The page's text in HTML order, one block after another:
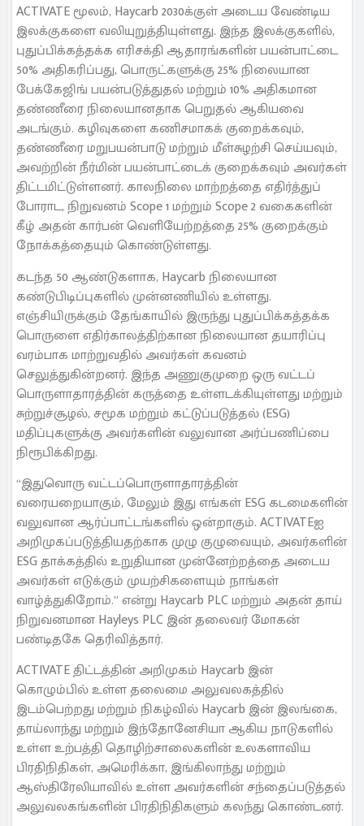
ACTIVATE மூலம், Haycarb 2030க்குள் அடைய வேண்டிய
இலக்குகளை வலியுறுத்தியுள்ளது. இந்த இலக்குகளில்,
புதுப்பிக்கத்தக்க எரிசக்தி ஆதாரங்களின் பயன்பாட்டை
50% அதிகரிப்பது, பொருட்களுக்கு 25% நிலையான
பேக்கேஜிங் பயன்படுத்துதல் மற்றும் 10% அதிகமான
தண்ணீரை நிலையானதாக பெறுதல் ஆகியவை
அடங்கும். கழிவுகளை கணிசமாகக் குறைக்கவும்,
தண்ணீரை மறுபயன்பாடு மற்றும் மீள்சுழற்சி செய்யவும்,
அவற்றின் நீர்மின் பயன்பாட்டைக் குறைக்கவும் அவர்கள்
திட்டமிட்டுள்ளனர். காலநிலை மாற்றத்தை எதிர்த்துப்
போராட, நிறுவனம் Scope 1 மற்றும் Scope 2 வகைகளின்
கீழ் அதன் கார்பன் வெளியேற்றத்தை 25% குறைக்கும்
நோக்கத்தையும் கொண்டுள்ளது.
கடந்த 50 ஆண்டுகளாக, Haycarb நிலையான
கண்டுபிடிப்புகளில் முன்னணியில் உள்ளது.
எஞ்சியிருக்கும் தேங்காயில் இருந்து புதுப்பிக்கத்தக்க
பொருளை எதிர்காலத்திற்கான நிலையான தயாரிப்பு
வரம்பாக மாற்றுவதில் அவர்கள் கவனம்
செலுத்துகின்றனர். இந்த அணுகுமுறை ஒரு வட்டப்
பொருளாதாரத்தின் கருத்தை உள்ளடக்கியுள்ளது மற்றும்
சுற்றுச்சூழல், சமூக மற்றும் கட்டுப்படுத்தல் (ESG)
மதிப்புகளுக்கு அவர்களின் வலுவான அர்ப்பணிப்பை
நிரூபிக்கிறது.
“இதுவொரு வட்டப்பொருளாதாரத்தின்
வரையறையாகும், மேலும் இது எங்கள் ESG கடமைகளின்
வலுவான ஆர்ப்பாட்டங்களில் ஒன்றாகும். ACTIVATEஐ
அறிமுகப்படுத்தியதற்காக முழு குழுவையும், அவர்களின்
ESG தாக்கத்தில் உறுதியான முன்னேற்றத்தை அடைய
அவர்கள் எடுக்கும் முயற்சிகளையும் நாங்கள்
வாழ்த்துகிறோம்.” என்று Haycarb PLC மற்றும் அதன் தாய்
நிறுவனமான Hayleys PLC இன் தலைவர் மோகன்
பண்டிதகே தெரிவித்தார்.
ACTIVATE திட்டத்தின் அறிமுகம் Haycarb இன்
கொழும்பில் உள்ள தலைமை அலுவலகத்தில்
இடம்பெற்றது மற்றும் நிகழ்வில் Haycarb இன் இலங்கை,
தாய்லாந்து மற்றும் இந்தோனேசியா ஆகிய நாடுகளில்
உள்ள உற்பத்தி தொழிற்சாலைகளின் உலகளாவிய
பிரதிநிதிகள், அமெரிக்கா, இங்கிலாந்து மற்றும்
ஆஸ்திரேலியாவில் உள்ள அவர்களின் சந்தைப்படுத்தல்
அலுவலகங்களின் பிரதிநிதிகளும் கலந்து கொண்டனர்.